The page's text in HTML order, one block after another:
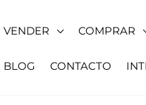
VENDER COMPRAR
BLOG CONTACTO